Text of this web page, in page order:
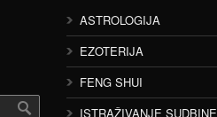
ASTROLOGIJA
EZOTERIJA
FENG SHUI
ISTRAŽIVANJE SUDBINE